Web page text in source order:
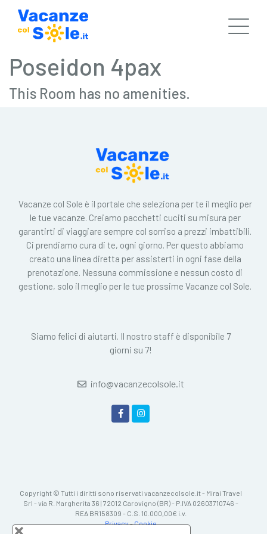
Poseidon 4pax
This Room has no amenities.
Vacanze col Sole è il portale che seleziona per te il meglio per
le tue vacanze. Creiamo pacchetti cuciti su misura per
garantirti di viaggiare sempre col sorriso a prezzi imbattibili.
Ci prendiamo cura di te, ogni giorno. Per questo abbiamo
creato una linea diretta per assisterti in ogni fase della
prenotazione. Nessuna commissione e nessun costo di
gestione, solo il meglio per le tue prossime Vacanze col Sole.
Siamo felici di aiutarti. Il nostro staff è disponibile 7
giorni su 7!
info@vacanzecolsole.it
Copyright © Tutti i diritti sono riservati vacanzecolsole.it - Mirai Travel
Srl - via R. Margherita 36 | 72012 Carovigno (BR) - P.IVA 02603710746 -
REA BR158309 - C.S. 10.000,00€ i.v.
Privacy-Cookie